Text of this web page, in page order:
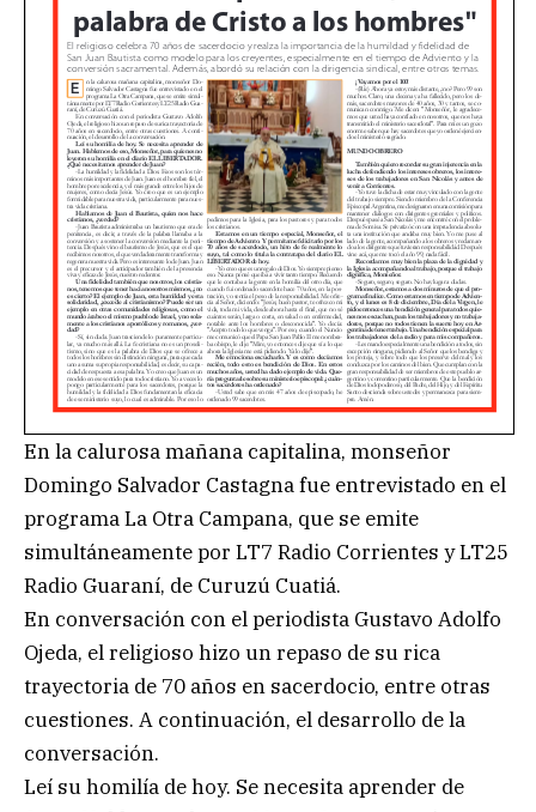
En la calurosa mañana capitalina, monseñor
Domingo Salvador Castagna fue entrevistado en el
programa La Otra Campana, que se emite
simultáneamente por LT7 Radio Corrientes y LT25
Radio Guaraní, de Curuzú Cuatiá.
En conversación con el periodista Gustavo Adolfo
Ojeda, el religioso hizo un repaso de su rica
trayectoria de 70 años en sacerdocio, entre otras
cuestiones. A continuación, el desarrollo de la
conversación.
Leí su homilía de hoy. Se necesita aprender de